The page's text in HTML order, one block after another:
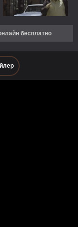
бесплатно